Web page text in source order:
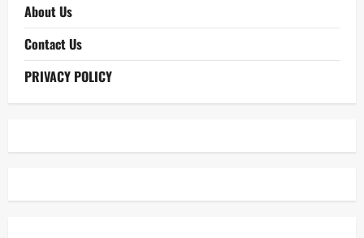
About Us
Contact Us
PRIVACY POLICY